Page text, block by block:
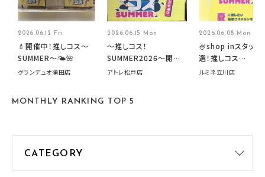
2026.06.12 Fri
💄開催中！推しコス〜
SUMMER〜🌤️🌺
グランデュオ蒲田店
2026.06.15 Mon
～推しコス！
SUMMER2026～開催
中です！
アトレ松戸店
2026.06.08 Mon
🍧shop inスタッフ
選！推しコス
summer2026開催
ルミネ立川店
MONTHLY RANKING TOP 5